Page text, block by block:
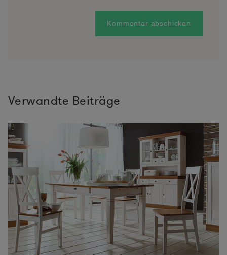
Verwandte Beiträge